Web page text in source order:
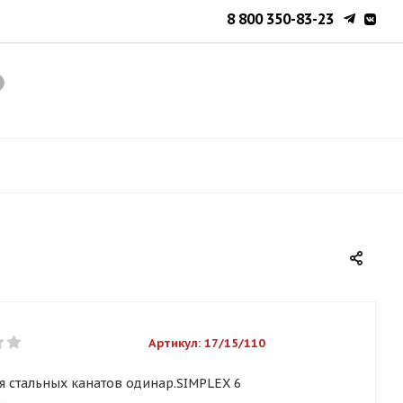
8 800 350-83-23
Артикул: 17/15/110
стальных канатов одинар.SIMPLEX 6